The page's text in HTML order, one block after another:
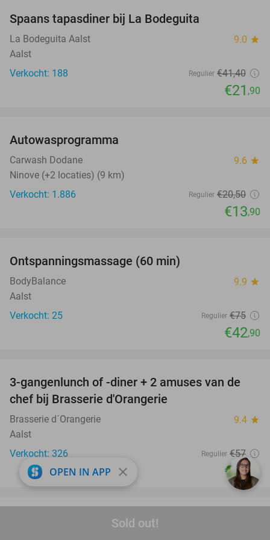
Sold out!
Spaans tapasdiner bij La Bodeguita
La Bodeguita Aalst 9.0 star
Aalst
Verkocht: 188
Regulier €41,40
€21 ,90
Autowasprogramma
Carwash Dodane 9.6 star
Ninove (+2 locaties) (9 km)
Verkocht: 1.886
Regulier €20,50
€13,90
Ontspanningsmassage (60 min)
BodyBalance 9.9 star
Aalst
Verkocht: 25
Regulier €75
€42,90
48%
3-gangenlunch of -diner + 2 amuses van de
chef bij Brasserie d'Orangerie
Brasserie d´Orangerie 9.4 star
Aalst
Verkocht: 326
Regulier €57
€29,90
favorite_border
(Lipo) HIFU-faceliftbehandeling naar keuze
OPEN IN APP close